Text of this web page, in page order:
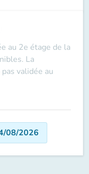
au 2e étage de la
La
validée au
08/2026